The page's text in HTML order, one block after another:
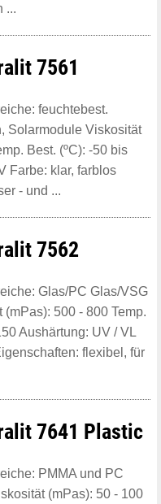
...
7561
feuchtebest.
Solarmodule Viskosität
Best. (ºC): -50 bis
Farbe: klar, farblos
- und ...
7562
Glas/PC Glas/VSG
(mPas): 500 - 800 Temp.
Aushärtung: UV / VL
flexibel, für
7641 Plastic
PMMA und PC
(mPas): 50 - 100